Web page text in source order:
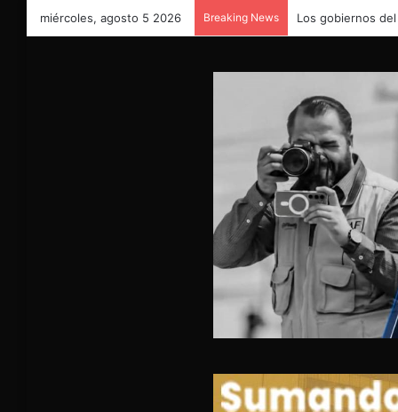
miércoles, agosto 5 2026 Breaking News Los gobiernos